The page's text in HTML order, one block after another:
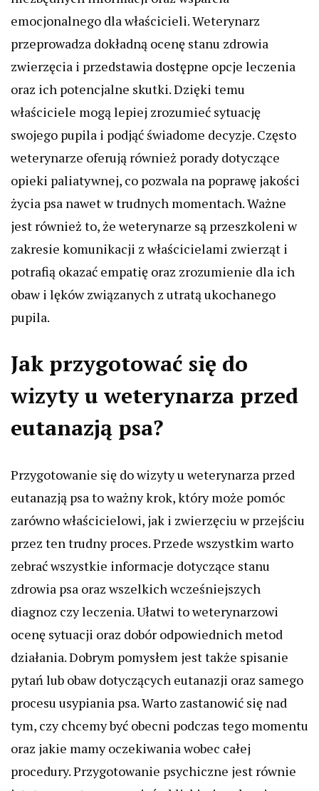
emocjonalnego dla właścicieli. Weterynarz
przeprowadza dokładną ocenę stanu zdrowia
zwierzęcia i przedstawia dostępne opcje leczenia
oraz ich potencjalne skutki. Dzięki temu
właściciele mogą lepiej zrozumieć sytuację
swojego pupila i podjąć świadome decyzje. Często
weterynarze oferują również porady dotyczące
opieki paliatywnej, co pozwala na poprawę jakości
życia psa nawet w trudnych momentach. Ważne
jest również to, że weterynarze są przeszkoleni w
zakresie komunikacji z właścicielami zwierząt i
potrafią okazać empatię oraz zrozumienie dla ich
obaw i lęków związanych z utratą ukochanego
pupila.
Jak przygotować się do
wizyty u weterynarza przed
eutanazją psa?
Przygotowanie się do wizyty u weterynarza przed
eutanazją psa to ważny krok, który może pomóc
zarówno właścicielowi, jak i zwierzęciu w przejściu
przez ten trudny proces. Przede wszystkim warto
zebrać wszystkie informacje dotyczące stanu
zdrowia psa oraz wszelkich wcześniejszych
diagnoz czy leczenia. Ułatwi to weterynarzowi
ocenę sytuacji oraz dobór odpowiednich metod
działania. Dobrym pomysłem jest także spisanie
pytań lub obaw dotyczących eutanazji oraz samego
procesu usypiania psa. Warto zastanowić się nad
tym, czy chcemy być obecni podczas tego momentu
oraz jakie mamy oczekiwania wobec całej
procedury. Przygotowanie psychiczne jest równie